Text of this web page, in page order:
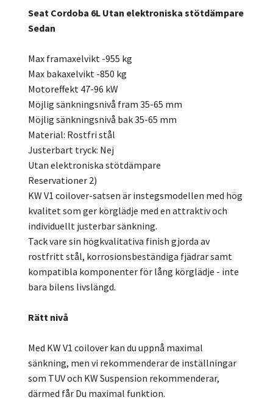
Seat Cordoba 6L Utan elektroniska stötdämpare
Sedan
Max framaxelvikt -955 kg
Max bakaxelvikt -850 kg
Motoreffekt 47-96 kW
Möjlig sänkningsnivå fram 35-65 mm
Möjlig sänkningsnivå bak 35-65 mm
Material: Rostfri stål
Justerbart tryck: Nej
Utan elektroniska stötdämpare
Reservationer 2)
KW V1 coilover-satsen är instegsmodellen med hög
kvalitet som ger körglädje med en attraktiv och
individuellt justerbar sänkning.
Tack vare sin högkvalitativa finish gjorda av
rostfritt stål, korrosionsbeständiga fjädrar samt
kompatibla komponenter för lång körglädje - inte
bara bilens livslängd.
Rätt nivå
Med KW V1 coilover kan du uppnå maximal
sänkning, men vi rekommenderar de inställningar
som TUV och KW Suspension rekommenderar,
därmed får Du maximal funktion.